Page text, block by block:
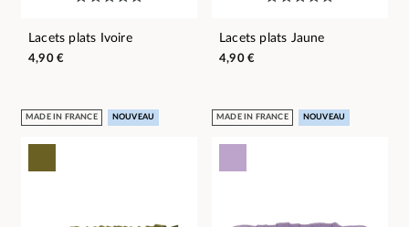
Lacets plats Ivoire
4,90 €
Lacets plats Jaune
4,90 €
MADE IN FRANCE NOUVEAU MADE IN FRANCE NOUVEAU